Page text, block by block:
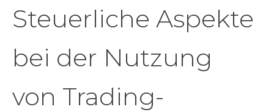
Steuerliche Aspekte
bei der Nutzung
von Trading-